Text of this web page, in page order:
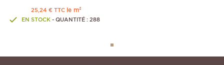
25,24 € TTC le m²
EN STOCK - QUANTITÉ : 288